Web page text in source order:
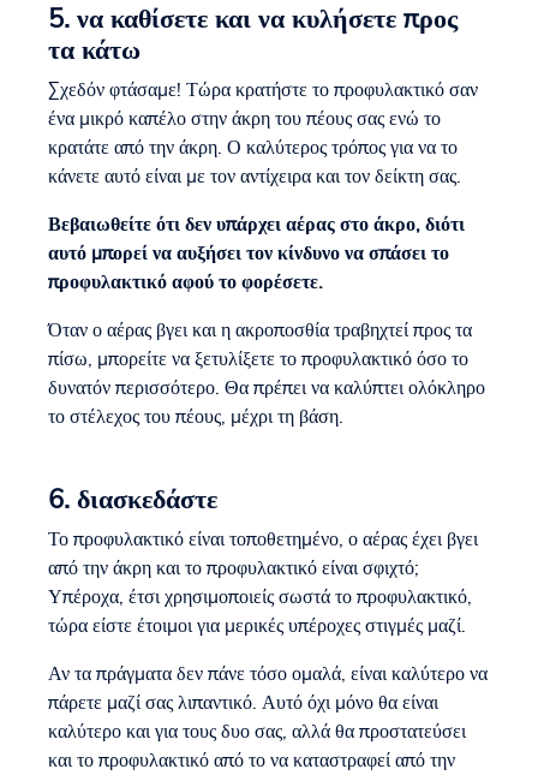
5. να καθίσετε και να κυλήσετε προς
τα κάτω
Σχεδόν φτάσαμε! Τώρα κρατήστε το προφυλακτικό σαν
ένα μικρό καπέλο στην άκρη του πέους σας ενώ το
κρατάτε από την άκρη. Ο καλύτερος τρόπος για να το
κάνετε αυτό είναι με τον αντίχειρα και τον δείκτη σας.
Βεβαιωθείτε ότι δεν υπάρχει αέρας στο άκρο, διότι
αυτό μπορεί να αυξήσει τον κίνδυνο να σπάσει το
προφυλακτικό αφού το φορέσετε.
Όταν ο αέρας βγει και η ακροποσθία τραβηχτεί προς τα
πίσω, μπορείτε να ξετυλίξετε το προφυλακτικό όσο το
δυνατόν περισσότερο. Θα πρέπει να καλύπτει ολόκληρο
το στέλεχος του πέους, μέχρι τη βάση.
6. διασκεδάστε
Το προφυλακτικό είναι τοποθετημένο, ο αέρας έχει βγει
από την άκρη και το προφυλακτικό είναι σφιχτό;
Υπέροχα, έτσι χρησιμοποιείς σωστά το προφυλακτικό,
τώρα είστε έτοιμοι για μερικές υπέροχες στιγμές μαζί.
Αν τα πράγματα δεν πάνε τόσο ομαλά, είναι καλύτερο να
πάρετε μαζί σας λιπαντικό. Αυτό όχι μόνο θα είναι
καλύτερο και για τους δυο σας, αλλά θα προστατεύσει
και το προφυλακτικό από το να καταστραφεί από την